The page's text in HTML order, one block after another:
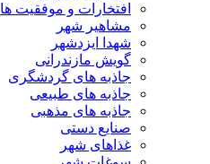
افتخارات و موفقیت ها
مشاهیر شهر
شهدا ایزدشهر
گویش مازندرانی
جاذبه های گردشگری
جاذبه های طبیعی
جاذبه های مذهبی
صنایع دستی
غذاهای شهر